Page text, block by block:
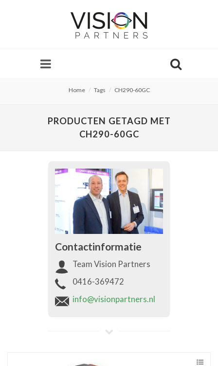
Home Tags CH290-60GC
PRODUCTEN GETAGD MET
CH290-60GC
Contactinformatie
Team Vision Partners
0416-369472
info@visionpartners.nl